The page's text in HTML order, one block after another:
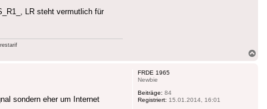
LR steht vermutlich für
FRDE 1965
Newbie
Beiträge: 84
Registriert: 15.01.2014, 16:01
sondern eher um Internet